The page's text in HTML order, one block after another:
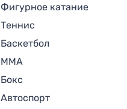
Фигурное катание
Теннис
Баскетбол
MMA
Бокс
Автоспорт